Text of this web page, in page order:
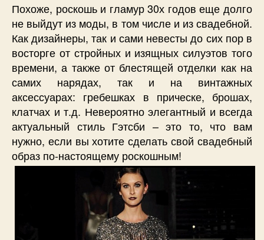
Похоже, роскошь и гламур 30х годов еще долго
не выйдут из моды, в том числе и из свадебной.
Как дизайнеры, так и сами невесты до сих пор в
восторге от стройных и изящных силуэтов того
времени, а также от блестящей отделки как на
самих нарядах, так и на винтажных
аксессуарах: гребешках в прическе, брошах,
клатчах и т.д. Невероятно элегантный и всегда
актуальный стиль Гэтсби – это то, что вам
нужно, если вы хотите сделать свой свадебный
образ по-настоящему роскошным!